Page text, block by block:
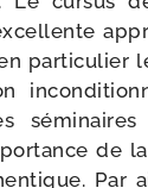
par­ti­cu­lier
de
Par